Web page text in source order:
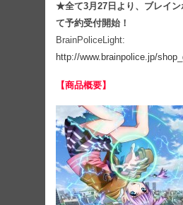
★全て3月27日より、ブレイン
て予約受付開始！
BrainPoliceLight:
http://www.brainpolice.jp/
【商品概要】